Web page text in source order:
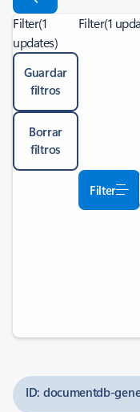
Filter(1
updates)
Guardar
filtros
Borrar
filtros
Filter(1
Filter
ID: documentdb-